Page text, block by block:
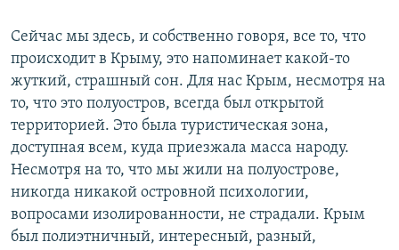
Сейчас мы здесь, и собственно говоря, все то, что
происходит в Крыму, это напоминает какой-то
жуткий, страшный сон. Для нас Крым, несмотря на
то, что это полуостров, всегда был открытой
территорией. Это была туристическая зона,
доступная всем, куда приезжала масса народу.
Несмотря на то, что мы жили на полуострове,
никогда никакой островной психологии,
вопросами изолированности, не страдали. Крым
был полиэтничный, интересный, разный,